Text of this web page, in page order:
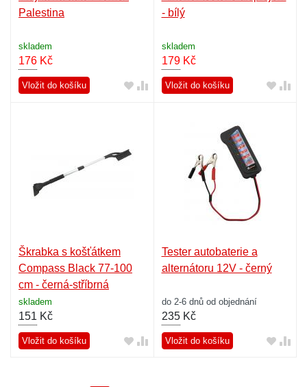
Palestina
skladem
176 Kč
Vložit do košíku
- bílý
skladem
179Kč
Vložit do košíku
Škrabka s košťátkem
Compass Black 77-100
cm - černá-stříbrná
skladem
151 Kč
Vložit do košíku
Tester autobaterie a
alternátoru 12V - černý
do 2-6 dnů od objednání
235Kč
Vložit do košíku